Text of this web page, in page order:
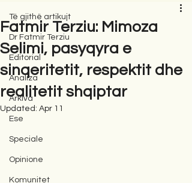
Të gjithë artikujt
Dr Fatmir Terziu
Editorial
Analiza
Arkiva
Ese
Speciale
Opinione
Komunitet
Fatmir Terziu: Mimoza
Selimi, pasyqyra e
sinqeritetit, respektit dhe
realitetit shqiptar
Updated: Apr 11